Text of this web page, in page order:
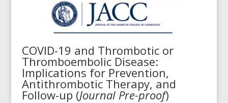
COVID-19 and Thrombotic or
Thromboembolic Disease:
Implications for Prevention,
Antithrombotic Therapy, and
Follow-up (Journal Pre-proof)